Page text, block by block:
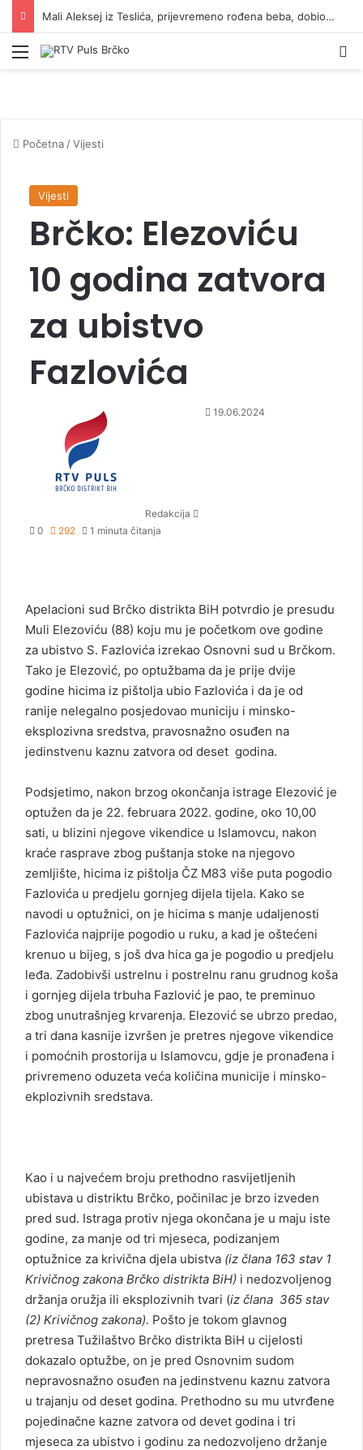
Mali Aleksej iz Teslića, prijevremeno rođena beba, dobio životnu bitku na UKC-u Srpske
Izbornik
Početna /Vijesti
Vijesti
Brčko: Elezoviću
10 godina zatvora
za ubistvo
Fazlovića
Redakcija
19.06.2024
0 292 1 minuta čitanja
Apelacioni sud Brčko distrikta BiH potvrdio je presudu
Muli Elezoviću (88) koju mu je početkom ove godine
za ubistvo S. Fazlovića izrekao Osnovni sud u Brčkom.
Tako je Elezović, po optužbama da je prije dvije
godine hicima iz pištolja ubio Fazlovića i da je od
ranije nelegalno posjedovao municiju i minsko-
eksplozivna sredstva, pravosnažno osuđen na
jedinstvenu kaznu zatvora od deset godina.
Podsjetimo, nakon brzog okončanja istrage Elezović je
optužen da je 22. februara 2022. godine, oko 10,00
sati, u blizini njegove vikendice u Islamovcu, nakon
kraće rasprave zbog puštanja stoke na njegovo
zemljište, hicima iz pištolja ČZ M83 više puta pogodio
Fazlovića u predjelu gornjeg dijela tijela. Kako se
navodi u optužnici, on je hicima s manje udaljenosti
Fazlovića najprije pogodio u ruku, a kad je oštećeni
krenuo u bijeg, s još dva hica ga je pogodio u predjelu
leđa. Zadobivši ustrelnu i postrelnu ranu grudnog koša
i gornjeg dijela trbuha Fazlović je pao, te preminuo
zbog unutrašnjeg krvarenja. Elezović se ubrzo predao,
a tri dana kasnije izvršen je pretres njegove vikendice
i pomoćnih prostorija u Islamovcu, gdje je pronađena i
privremeno oduzeta veća količina municije i minsko-
ekplozivnih sredstava.
Kao i u najvećem broju prethodno rasvijetljenih
ubistava u distriktu Brčko, počinilac je brzo izveden
pred sud. Istraga protiv njega okončana je u maju iste
godine, za manje od tri mjeseca, podizanjem
optužnice za krivična djela ubistva (iz člana 163 stav 1
Krivičnog zakona Brčko distrikta BiH) i nedozvoljenog
držanja oružja ili eksplozivnih tvari (iz člana 365 stav
(2) Krivičnog zakona). Pošto je tokom glavnog
pretresa Tužilaštvo Brčko distrikta BiH u cijelosti
dokazalo optužbe, on je pred Osnovnim sudom
nepravosnažno osuđen na jedinstvenu kaznu zatvora
u trajanju od deset godina. Prethodno su mu utvrđene
pojedinačne kazne zatvora od devet godina i tri
mjeseca za ubistvo i godinu za nedozvoljeno držanje